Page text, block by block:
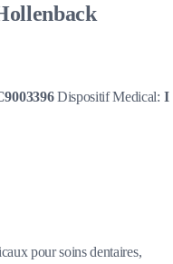
Dispositif Medical: I
pour soins dentaires,